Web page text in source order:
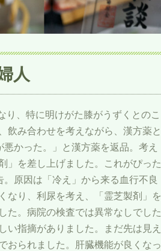
人
り、特に明けがた膝がうずくとのこ
飲み合わせを考えながら、漢方薬と
かった。」と漢方薬を返品。考え
」を差し上げました。これがぴった
原因は「冷え」から来る血行不良
なり、利尿を考え、「霊芝製剤」を
た。病院の検査では異常なしでした
い指摘がありました。まだ先は見え
おられました。肝臓機能が良くなっ